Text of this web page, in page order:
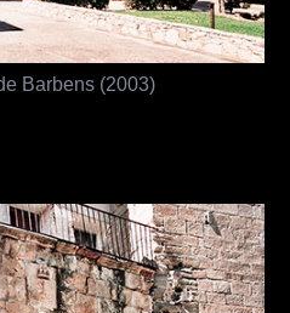
Barbens (2003)